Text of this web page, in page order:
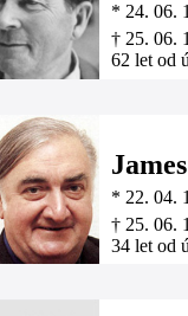
* 24. 06.
† 25. 06.
62 let od
* 22. 04.
† 25. 06.
34 let od